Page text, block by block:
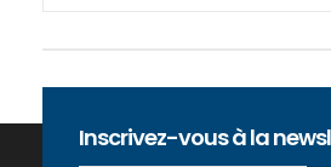
Inscrivez-vous à la